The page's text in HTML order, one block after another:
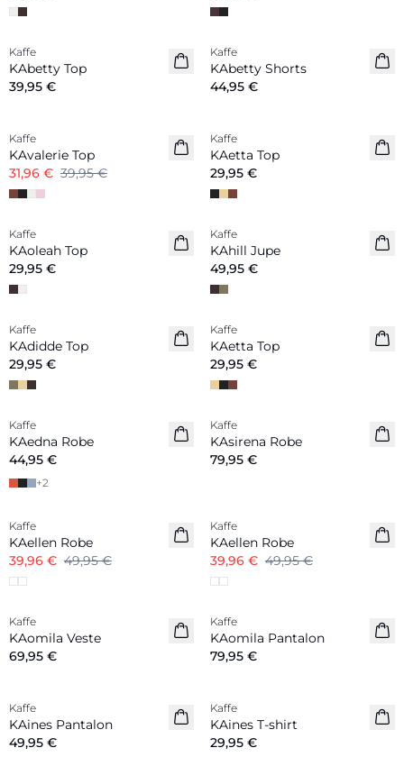
Kaffe
KAbetty Top
39,95 €
Kaffe
KAbetty Shorts
44,95 €
Kaffe
KAvalerie Top
31,96 € 39,95 €
Nouveautés
Kaffe
KAetta Top
29,95 €
Nouveautés
Kaffe
KAoleah Top
29,95 €
Nouveautés
Kaffe
KAhill Jupe
49,95 €
Nouveautés
Kaffe
KAdidde Top
29,95 €
Nouveautés
Kaffe
KAetta Top
29,95 €
Nouveautés
Kaffe
KAedna Robe
44,95 €
+2
Nouveautés
Kaffe
KAsirena Robe
79,95 €
Kaffe
KAellen Robe
39,96 € 49,95 €
Kaffe
KAellen Robe
39,96 € 49,95 €
Nouveautés
Kaffe
KAomila Veste
69,95 €
Nouveautés
Kaffe
KAomila Pantalon
79,95 €
Nouveautés
Kaffe
KAines Pantalon
49,95 €
Nouveautés
Kaffe
KAines T-shirt
29,95 €